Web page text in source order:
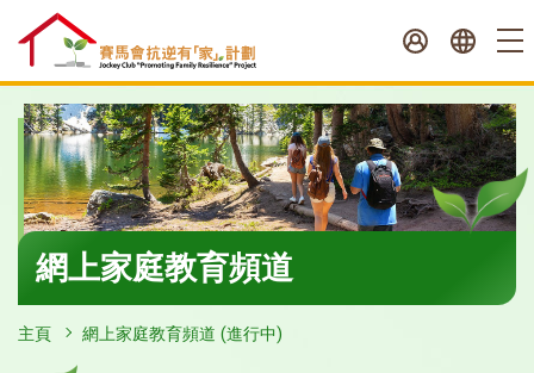
至
容
開
網上家庭教育頻道
主頁 網上家庭教育頻道 (進行中)